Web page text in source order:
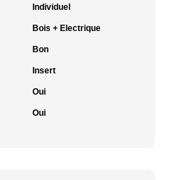
Individuel
Bois + Electrique
Bon
Insert
Oui
Oui